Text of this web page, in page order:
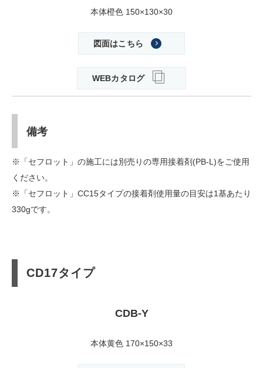
本体橙色 150×130×30
図面はこちら
WEBカタログ
備考
※「セフロット」の施工には別売りの専用接着剤(PB-L)をご使用
ください。
※「セフロット」CC15タイプの接着剤使用量の目安は1基あたり
330gです。
CD17タイプ
CDB-Y
本体黄色 170×150×33